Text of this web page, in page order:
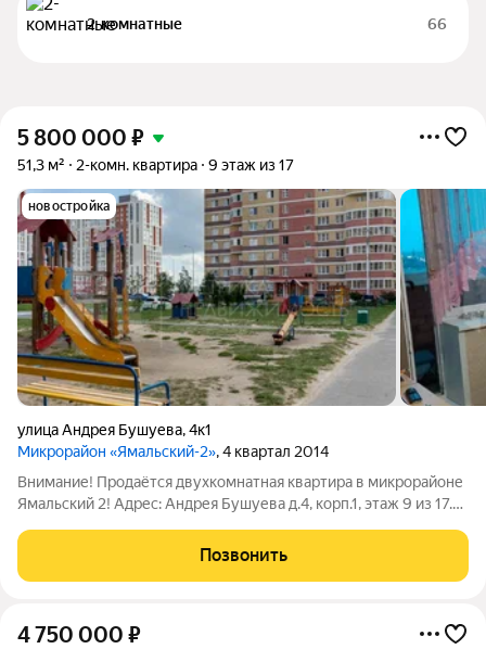
2-комнатные 66
5 800 000 ₽
51,3 м² 2-комн. квартира 9 этаж из 17
новостройка
улица Андрея Бушуева,4к1
Микрорайон «Ямальский-2», 4 квартал 2014
Внимание! Продаётся двухкомнатная квартира в микрорайоне
Ямальский 2! Адрес: Андрея Бушуева д.4, корп.1, этаж 9 из 17.
новая стиральная машина, холодильник, телевизоры, диваны и
новая
Позвонить
4 750 000 ₽